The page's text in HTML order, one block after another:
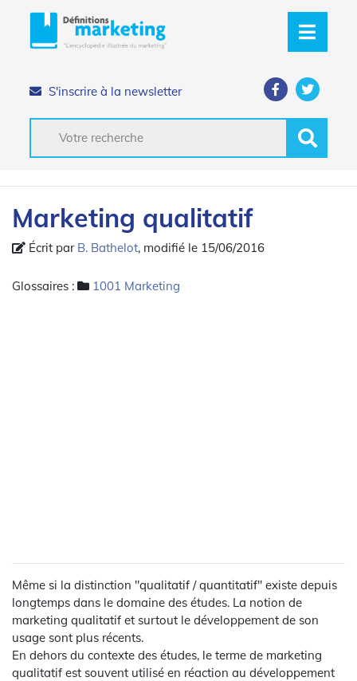
S'inscrire à la newsletter
Marketing qualitatif
Écrit par B. Bathelot, modifié le 15/06/2016
Glossaires : 1001 Marketing
Même si la distinction "qualitatif / quantitatif" existe depuis
longtemps dans le domaine des études. La notion de
marketing qualitatif et surtout le développement de son
usage sont plus récents.
En dehors du contexte des études, le terme de marketing
qualitatif est souvent utilisé en réaction au développement